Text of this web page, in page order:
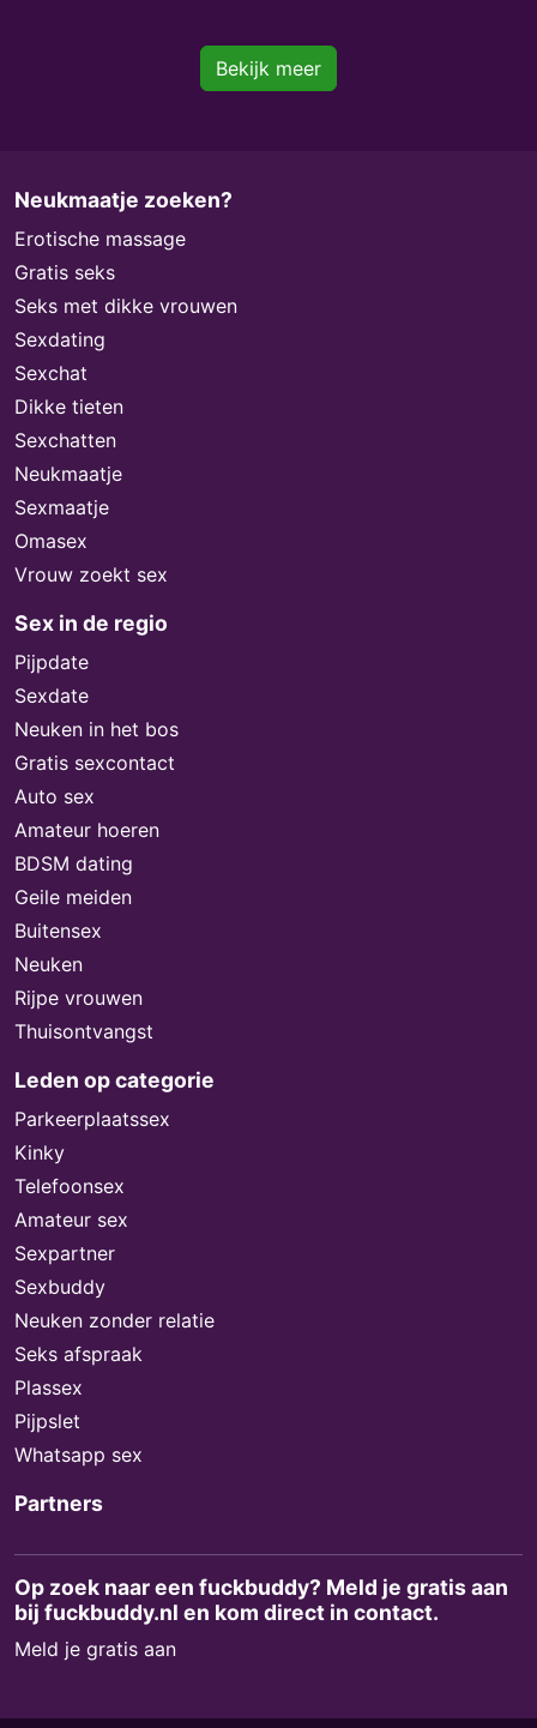
Bekijk meer
Neukmaatje zoeken?
Erotische massage
Gratis seks
Seks met dikke vrouwen
Sexdating
Sexchat
Dikke tieten
Sexchatten
Neukmaatje
Sexmaatje
Omasex
Vrouw zoekt sex
Sex in de regio
Pijpdate
Sexdate
Neuken in het bos
Gratis sexcontact
Auto sex
Amateur hoeren
BDSM dating
Geile meiden
Buitensex
Neuken
Rijpe vrouwen
Thuisontvangst
Leden op categorie
Parkeerplaatssex
Kinky
Telefoonsex
Amateur sex
Sexpartner
Sexbuddy
Neuken zonder relatie
Seks afspraak
Plassex
Pijpslet
Whatsapp sex
Partners
Op zoek naar een fuckbuddy? Meld je gratis aan
bij fuckbuddy.nl en kom direct in contact.
Meld je gratis aan